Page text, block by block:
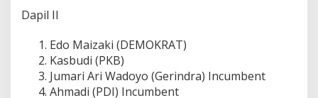
Dapil II
Edo Maizaki (DEMOKRAT)
Kasbudi (PKB)
Jumari Ari Wadoyo (Gerindra) Incumbent
Ahmadi (PDI) Incumbent